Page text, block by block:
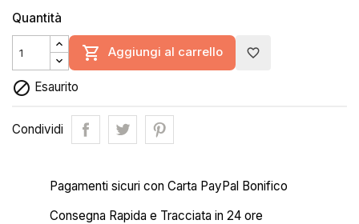
Quantità
 Aggiungi al carrello favorite_border
 Esaurito
Condividi
Pagamenti sicuri con Carta PayPal Bonifico
Consegna Rapida e Tracciata in 24 ore